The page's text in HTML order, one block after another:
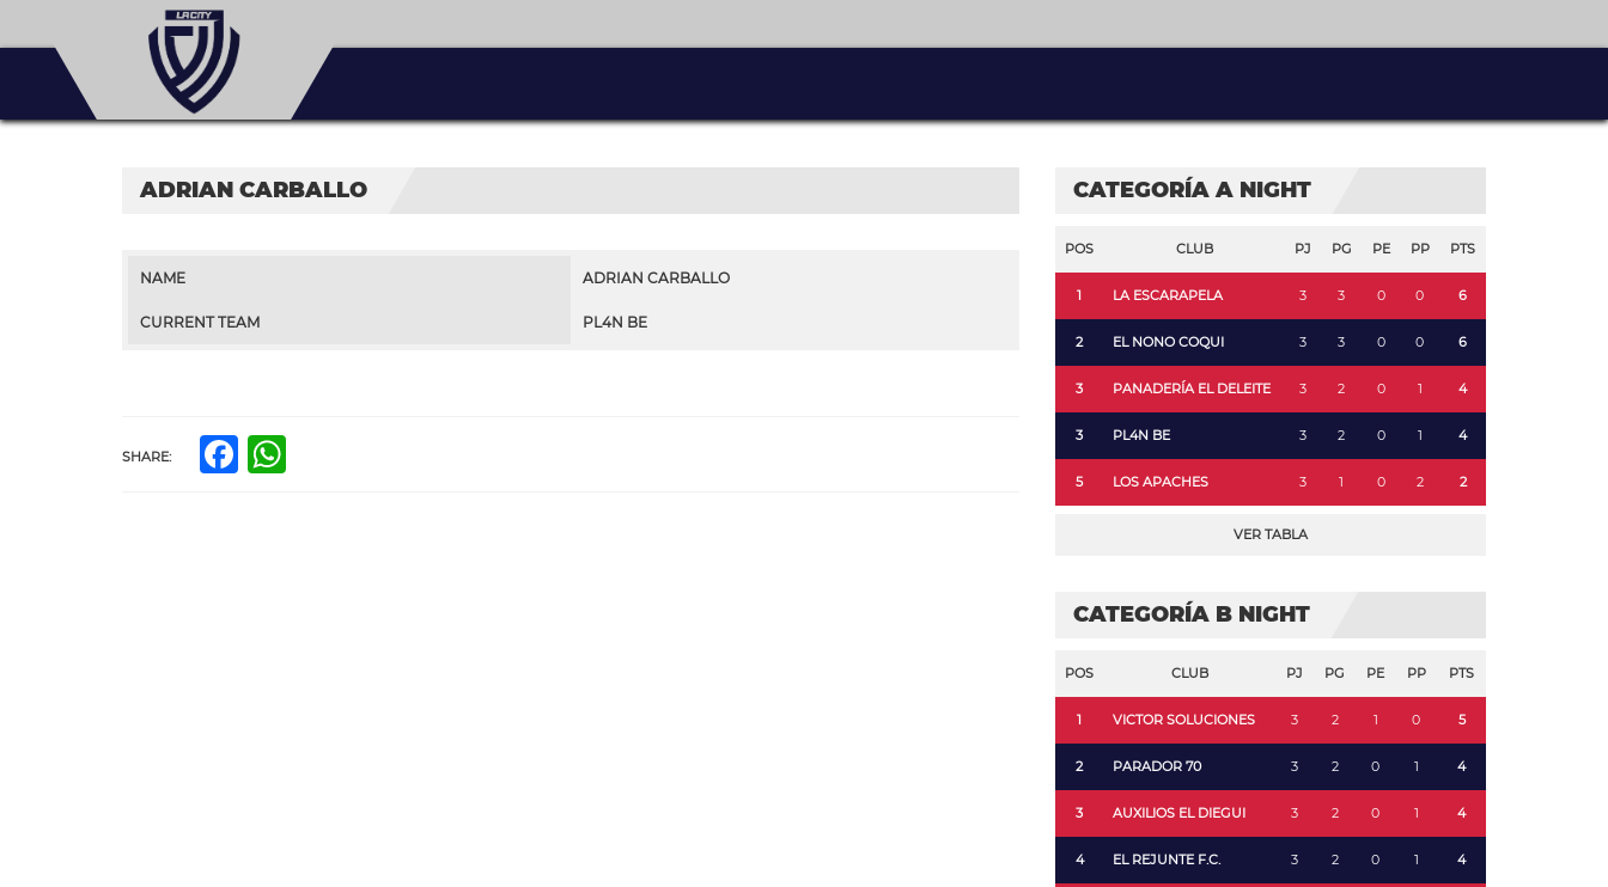
ADRIAN CARBALLO
NAME ADRIAN CARBALLO
CURRENT TEAM PL4N BE
SHARE: Facebook
CATEGORÍA A NIGHT
POS CLUB PJ PG PE PP PTS
1 LA ESCARAPELA 3 3 0 0 6
2 EL NONO COQUI 3 3 0 0 6
3 PANADERÍA EL DELEITE 3 2 0 1 4
3 PL4N BE 3 2 0 1 4
5 LOS APACHES 3 1 0 2 2
VER TABLA
CATEGORÍA B NIGHT
POS CLUB PJ PG PE PP PTS
1 VICTOR SOLUCIONES 3 2 1 0 5
2 PARADOR 70 3 2 0 1 4
3 AUXILIOS EL DIEGUI 3 2 0 1 4
4 EL REJUNTE F.C. 3 2 0 1 4